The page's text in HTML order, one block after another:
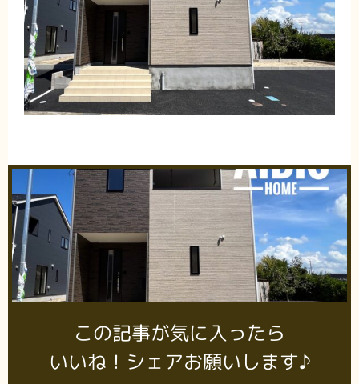
この記事が気に入ったら
いいね！シェアお願いします♪